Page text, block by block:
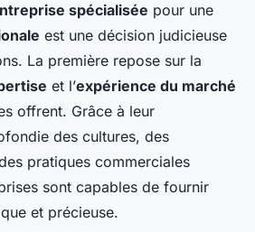
2024• 6 min de lecture
spécialisée pour une
est une décision judicieuse
La première repose sur la
et l’expérience du marché
offrent. Grâce à leur
des cultures, des
pratiques commerciales
sont capables de fournir
et précieuse.